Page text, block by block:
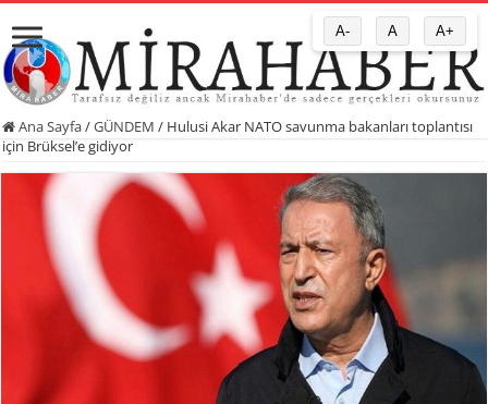
Ana Sayfa/GÜNDEM / Hulusi Akar NATO savunma bakanları toplantısı
için Brüksel’e gidiyor
A- A A+